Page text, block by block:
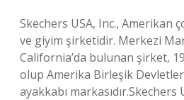
Skechers USA, Inc., Amerikan
ve giyim şirketidir. Merkezi
California’da bulunan şirket,
olup Amerika Birleşik
ayakkabı markasıdır.Skechers